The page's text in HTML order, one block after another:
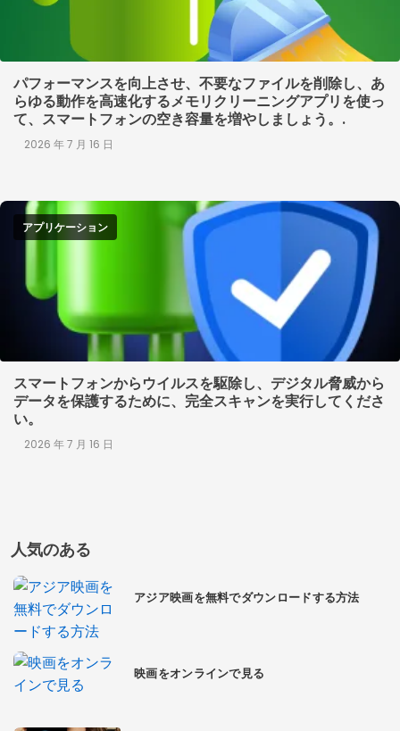
パフォーマンスを向上させ、不要なファイルを削除し、あ
らゆる動作を高速化するメモリクリーニングアプリを使っ
て、スマートフォンの空き容量を増やしましょう。.
2026 年 7 月 16 日
アプリケーション
スマートフォンからウイルスを駆除し、デジタル脅威から
データを保護するために、完全スキャンを実行してくださ
い。
2026 年 7 月 16 日
人気のある
アジア映画を無料でダウンロードする方法
映画をオンラインで見る